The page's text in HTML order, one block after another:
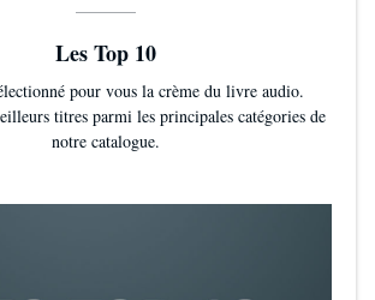
Les Top 10
pour vous la crème du livre audio.
titres parmi les principales catégories de
notre catalogue.